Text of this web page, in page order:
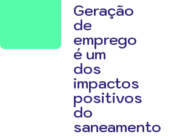
Geração
de
emprego
é um
dos
impactos
positivos
do
saneamento